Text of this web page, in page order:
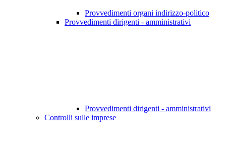
Provvedimenti organi indirizzo-politico
Provvedimenti dirigenti - amministrativi
Provvedimenti dirigenti - amministrativi
Controlli sulle imprese